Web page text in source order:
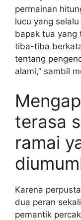
permainan
lucu yang
bapak tua yang
tiba-tiba
tentang
alami,” sambil
terasa
ramai
Karena
dua peran
pemantik